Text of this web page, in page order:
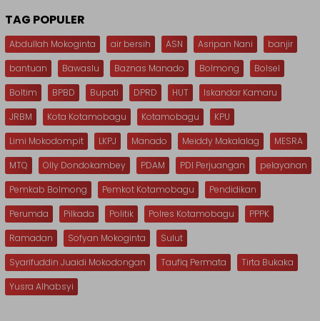
TAG POPULER
Abdullah Mokoginta air bersih ASN Asripan Nani
banjir
bantuan
Bawaslu Baznas Manado Bolmong
Bolsel
Boltim
BPBD Bupati DPRD HUT
Iskandar Kamaru
JRBM
Kota Kotamobagu Kotamobagu
KPU
Limi Mokodompit
LKPJ Manado Meiddy Makalalag
MESRA
MTQ
Olly Dondokambey PDAM PDI Perjuangan
pelayanan
Pemkab Bolmong
Pemkot Kotamobagu
Pendidikan
Perumda
Pilkada Politik Polres Kotamobagu
PPPK
Ramadan
Sofyan Mokoginta
Sulut
Syarifuddin Juaidi Mokodongan
Taufiq Permata
Tirta Bukaka
Yusra Alhabsyi